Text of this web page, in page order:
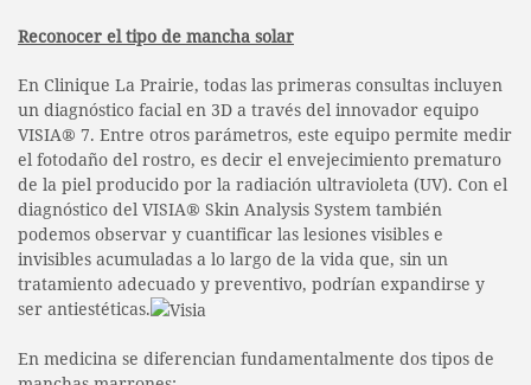
Reconocer el tipo de mancha solar
En Clinique La Prairie, todas las primeras consultas incluyen
un diagnóstico facial en 3D a través del innovador equipo
VISIA® 7. Entre otros parámetros, este equipo permite medir
el fotodaño del rostro, es decir el envejecimiento prematuro
de la piel producido por la radiación ultravioleta (UV). Con el
diagnóstico del VISIA® Skin Analysis System también
podemos observar y cuantificar las lesiones visibles e
invisibles acumuladas a lo largo de la vida que, sin un
tratamiento adecuado y preventivo, podrían expandirse y
ser antiestéticas.
En medicina se diferencian fundamentalmente dos tipos de